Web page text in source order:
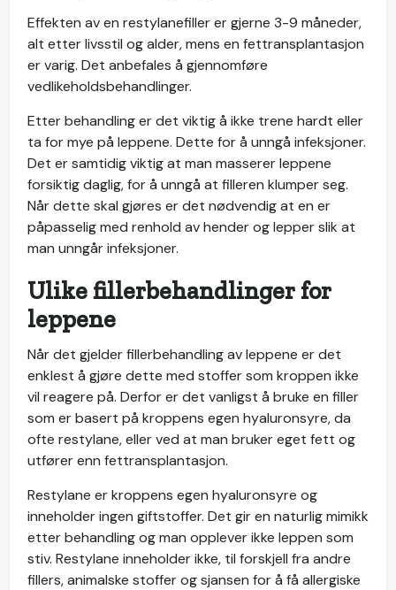
Effekten av en restylanefiller er gjerne 3-9 måneder,
alt etter livsstil og alder, mens en fettransplantasjon
er varig. Det anbefales å gjennomføre
vedlikeholdsbehandlinger.
Etter behandling er det viktig å ikke trene hardt eller
ta for mye på leppene. Dette for å unngå infeksjoner.
Det er samtidig viktig at man masserer leppene
forsiktig daglig, for å unngå at filleren klumper seg.
Når dette skal gjøres er det nødvendig at en er
påpasselig med renhold av hender og lepper slik at
man unngår infeksjoner.
Ulike fillerbehandlinger for
leppene
Når det gjelder fillerbehandling av leppene er det
enklest å gjøre dette med stoffer som kroppen ikke
vil reagere på. Derfor er det vanligst å bruke en filler
som er basert på kroppens egen hyaluronsyre, da
ofte restylane, eller ved at man bruker eget fett og
utfører enn fettransplantasjon.
Restylane er kroppens egen hyaluronsyre og
inneholder ingen giftstoffer. Det gir en naturlig mimikk
etter behandling og man opplever ikke leppen som
stiv. Restylane inneholder ikke, til forskjell fra andre
fillers, animalske stoffer og sjansen for å få allergiske